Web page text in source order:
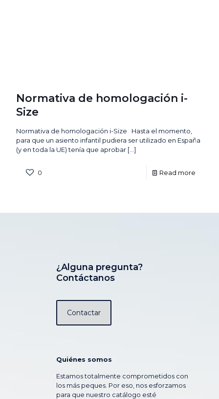
Normativa de homologación i-
Size
Normativa de homologación i-Size Hasta el momento,
para que un asiento infantil pudiera ser utilizado en España
(y en toda la UE) tenía que aprobar […]
0 Read more
¿Alguna pregunta?
Contáctanos
Contactar
Quiénes somos
Estamos totalmente comprometidos con
los más peques. Por eso, nos esforzamos
para que nuestro catálogo esté